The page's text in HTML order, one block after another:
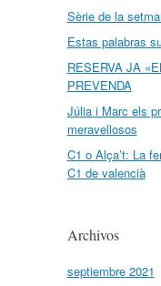
Sèrie de la
Estas palabras
RESERVA JA
PREVENDA
Júlia i Marc els
meravellosos
C1 o Alça’t: La
C1 de valencià
Archivos
septiembre 2021